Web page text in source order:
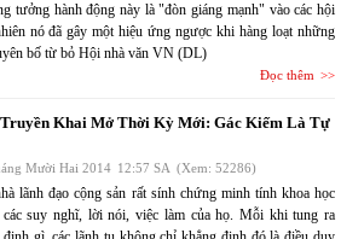
tưởng hành động này là "đòn giáng mạnh" vào các hội
nó đã gây một hiệu ứng ngược khi hàng loạt những
bố từ bỏ Hội nhà văn VN (DL)
Đọc thêm
Khai Mở Thời Kỳ Mới: Gác Kiếm Là Tự
Mười Hai 2014 12:57 SA (Xem: 52286)
lãnh đạo cộng sản rất sính chứng minh tính khoa học
các suy nghĩ, lời nói, việc làm của họ. Mỗi khi tung ra